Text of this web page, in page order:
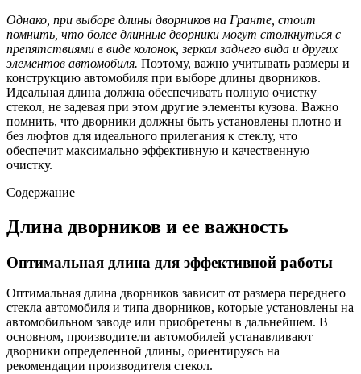
Однако, при выборе длины дворников на Гранте, стоит
помнить, что более длинные дворники могут столкнуться с
препятствиями в виде колонок, зеркал заднего вида и других
элементов автомобиля. Поэтому, важно учитывать размеры и
конструкцию автомобиля при выборе длины дворников.
Идеальная длина должна обеспечивать полную очистку
стекол, не задевая при этом другие элементы кузова. Важно
помнить, что дворники должны быть установлены плотно и
без люфтов для идеального прилегания к стеклу, что
обеспечит максимально эффективную и качественную
очистку.
Содержание
Длина дворников и ее важность
Оптимальная длина для эффективной работы
Оптимальная длина дворников зависит от размера переднего
стекла автомобиля и типа дворников, которые установлены на
автомобильном заводе или приобретены в дальнейшем. В
основном, производители автомобилей устанавливают
дворники определенной длины, ориентируясь на
рекомендации производителя стекол.